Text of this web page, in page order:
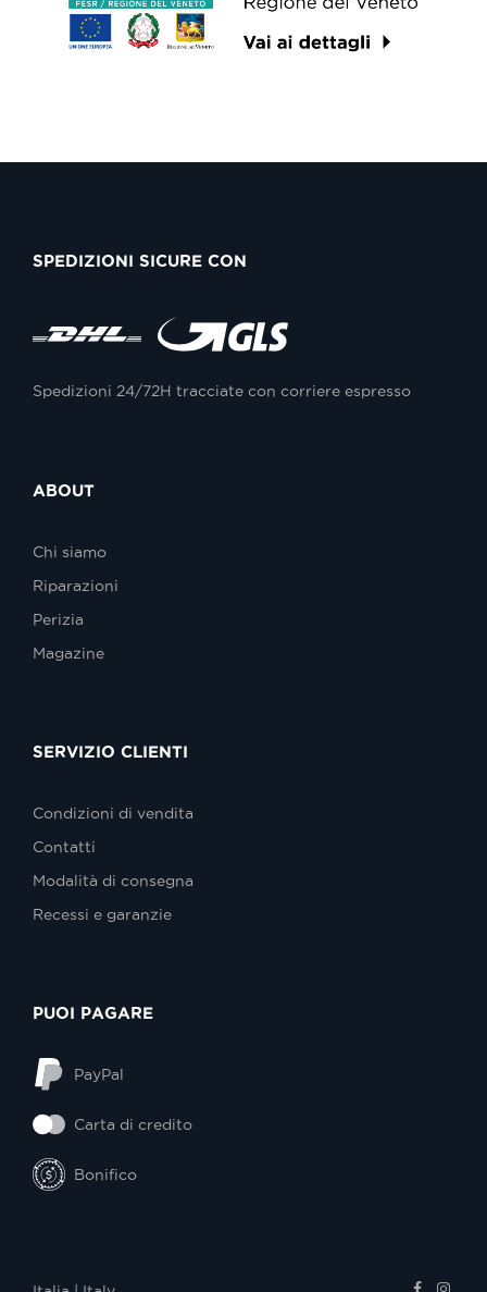
SPEDIZIONI SICURE CON
Spedizioni 24/72H tracciate con corriere espresso
ABOUT
Chi siamo
Riparazioni
Perizia
Magazine
SERVIZIO CLIENTI
Condizioni di vendita
Contatti
Modalità di consegna
Recessi e garanzie
PUOI PAGARE
PayPal
Carta di credito
Bonifico